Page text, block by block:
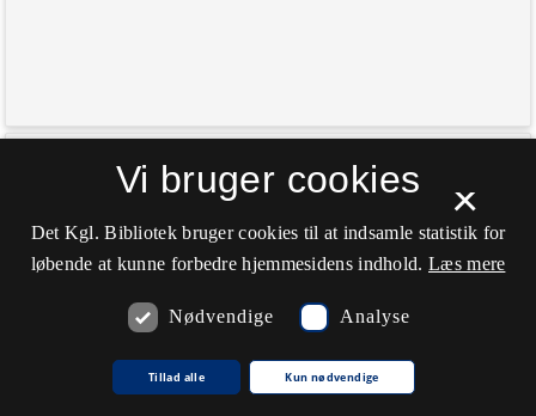
Indlæs kort
×
Vi bruger cookies
Det Kgl. Bibliotek bruger cookies til at indsamle statistik for
løbende at kunne forbedre hjemmesidens indhold. Læs mere
Nødvendige Analyse
Tillad alle Kun nødvendige